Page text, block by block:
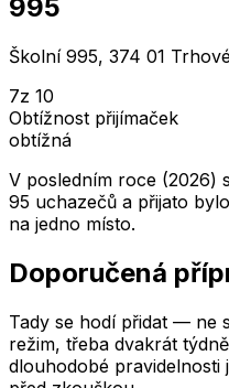
995
Školní 995, 374 01
7z 10
Obtížnost přijímaček
obtížná
V posledním roce (2026)
95 uchazečů a přijato
na jedno místo.
Doporučená
Tady se hodí přidat — ne
režim, třeba dvakrát
dlouhodobé